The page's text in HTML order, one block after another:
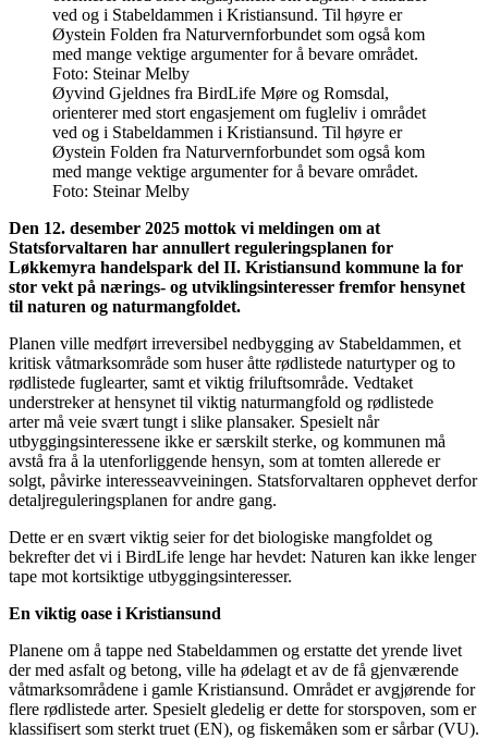
Øyvind Gjeldnes fra BirdLife Møre og Romsdal,
orienterer med stort engasjement om fugleliv i området
ved og i Stabeldammen i Kristiansund. Til høyre er
Øystein Folden fra Naturvernforbundet som også kom
med mange vektige argumenter for å bevare området.
Foto: Steinar Melby
Den 12. desember 2025 mottok vi meldingen om at
Statsforvaltaren har annullert reguleringsplanen for
Løkkemyra handelspark del II. Kristiansund kommune la for
stor vekt på nærings- og utviklingsinteresser fremfor hensynet
til naturen og naturmangfoldet.
Planen ville medført irreversibel nedbygging av Stabeldammen, et
kritisk våtmarksområde som huser åtte rødlistede naturtyper og to
rødlistede fuglearter, samt et viktig friluftsområde. Vedtaket
understreker at hensynet til viktig naturmangfold og rødlistede
arter må veie svært tungt i slike plansaker. Spesielt når
utbyggingsinteressene ikke er særskilt sterke, og kommunen må
avstå fra å la utenforliggende hensyn, som at tomten allerede er
solgt, påvirke interesseavveiningen. Statsforvaltaren opphevet derfor
detaljreguleringsplanen for andre gang.
Dette er en svært viktig seier for det biologiske mangfoldet og
bekrefter det vi i BirdLife lenge har hevdet: Naturen kan ikke lenger
tape mot kortsiktige utbyggingsinteresser.
En viktig oase i Kristiansund
Planene om å tappe ned Stabeldammen og erstatte det yrende livet
der med asfalt og betong, ville ha ødelagt et av de få gjenværende
våtmarksområdene i gamle Kristiansund. Området er avgjørende for
flere rødlistede arter. Spesielt gledelig er dette for storspoven, som er
klassifisert som sterkt truet (EN), og fiskemåken som er sårbar (VU).